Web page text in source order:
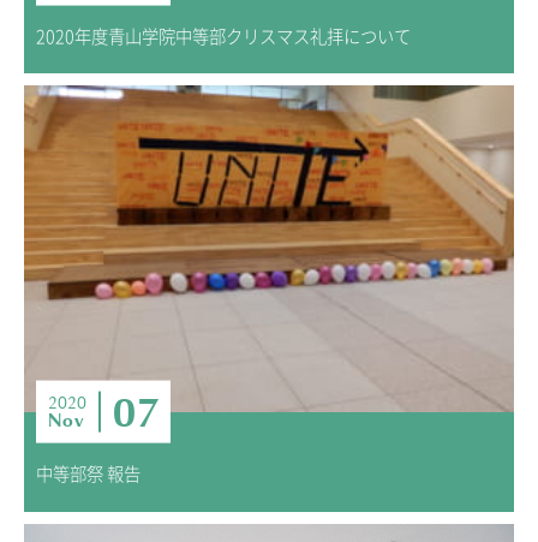
2020年度青山学院中等部クリスマス礼拝について
2020
Nov 07
中等部祭 報告